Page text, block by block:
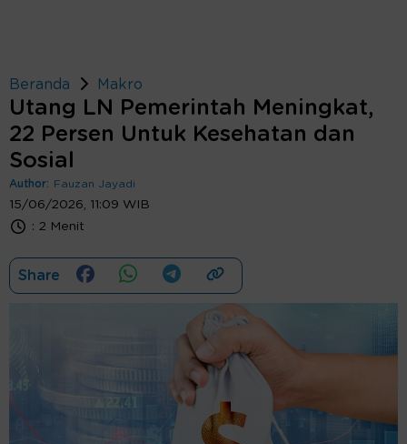
Beranda Makro
Utang LN Pemerintah Meningkat,
22 Persen Untuk Kesehatan dan
Sosial
Author: Fauzan Jayadi
15/06/2026, 11:09 WIB
: 2 Menit
Share